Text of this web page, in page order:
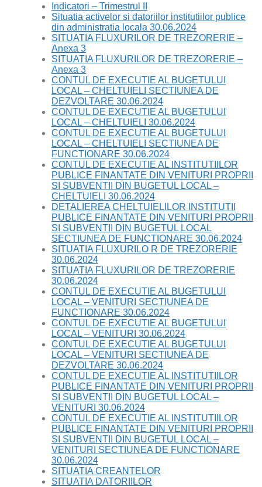
Indicatori – Trimestrul II
Situatia activelor si datoriilor institutiilor publice
din administratia locala 30.06.2024
SITUATIA FLUXURILOR DE TREZORERIE –
Anexa 3
SITUATIA FLUXURILOR DE TREZORERIE –
Anexa 3
CONTUL DE EXECUTIE AL BUGETULUI
LOCAL – CHELTUIELI SECTIUNEA DE
DEZVOLTARE 30.06.2024
CONTUL DE EXECUTIE AL BUGETULUI
LOCAL – CHELTUIELI 30.06.2024
CONTUL DE EXECUTIE AL BUGETULUI
LOCAL – CHELTUIELI SECTIUNEA DE
FUNCTIONARE 30.06.2024
CONTUL DE EXECUTIE AL INSTITUTIILOR
PUBLICE FINANTATE DIN VENITURI PROPRII
SI SUBVENTII DIN BUGETUL LOCAL –
CHELTUIELI 30.06.2024
DETALIEREA CHELTUIELILOR INSTITUTII
PUBLICE FINANTATE DIN VENITURI PROPRII
SI SUBVENTII DIN BUGETUL LOCAL
SECTIUNEA DE FUNCTIONARE 30.06.2024
SITUATIA FLUXURILO R DE TREZORERIE
30.06.2024
SITUATIA FLUXURILOR DE TREZORERIE
30.06.2024
CONTUL DE EXECUTIE AL BUGETULUI
LOCAL – VENITURI SECTIUNEA DE
FUNCTIONARE 30.06.2024
CONTUL DE EXECUTIE AL BUGETULUI
LOCAL – VENITURI 30.06.2024
CONTUL DE EXECUTIE AL BUGETULUI
LOCAL – VENITURI SECTIUNEA DE
DEZVOLTARE 30.06.2024
CONTUL DE EXECUTIE AL INSTITUTIILOR
PUBLICE FINANTATE DIN VENITURI PROPRII
SI SUBVENTII DIN BUGETUL LOCAL –
VENITURI 30.06.2024
CONTUL DE EXECUTIE AL INSTITUTIILOR
PUBLICE FINANTATE DIN VENITURI PROPRII
SI SUBVENTII DIN BUGETUL LOCAL –
VENITURI SECTIUNEA DE FUNCTIONARE
30.06.2024
SITUATIA CREANTELOR
SITUATIA DATORIILOR